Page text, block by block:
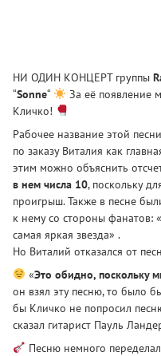
НИ ОДИН КОНЦЕРТ группы
“Sonne“
За её появление
Кличко!
Рабочее название этой
по заказу Виталия как
этим можно объяснить
в нем числа 10, поскольку
проигрыш. Также в песне
к нему со стороны фанатов:
самая яркая звезда» .
Но Виталий отказался от
«Это обидно, поскольку
он взял эту песню, то было
бы Кличко не попросил
сказал гитарист Пауль
Песню немного